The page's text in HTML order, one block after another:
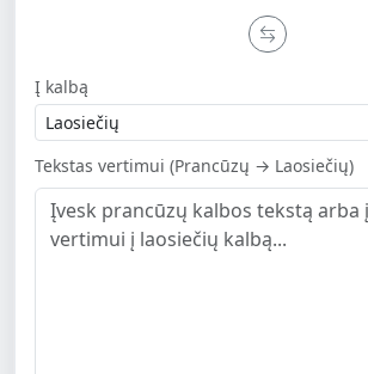
Į kalbą
Tekstas vertimui (Prancūzų → Laosiečių)